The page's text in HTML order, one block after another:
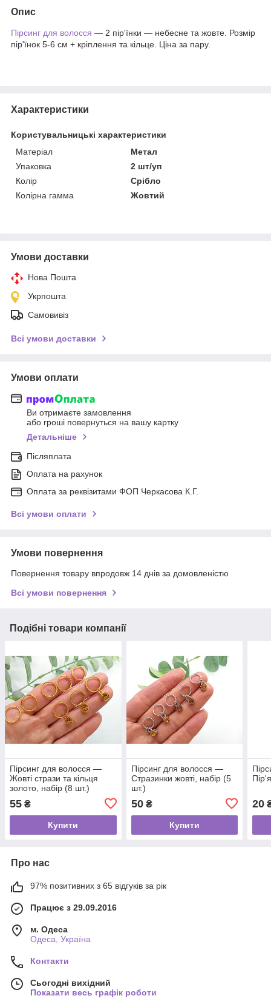
Опис
Пірсинг для волосся — 2 пір'їнки — небесне та жовте. Розмір
пір'їнок 5-6 см + кріплення та кільце. Ціна за пару.
Характеристики
Користувальницькі характеристики
Матеріал
Метал
Упаковка
2 шт/уп
Колір
Срібло
Колірна гамма
Жовтий
Умови доставки
Нова Пошта
Укрпошта
Самовивіз
Всі умови доставки
Умови оплати
Ви отримаєте замовлення
або гроші повернуться на вашу картку
Детальніше
Післяплата
Оплата на рахунок
Оплата за реквізитами ФОП Черкасова К.Г.
Всі умови оплати
Умови повернення
Повернення товару впродовж 14 днів за домовленістю
Всі умови повернення
Подібні товари компанії
Пірсинг для волосся —
Жовті стрази та кільця
золото, набір (8 шт.)
55 ₴
Купити
Пірсинг для волосся —
Стразинки жовті, набір (5
шт.)
50₴
Купити
20
Про нас
97% позитивних з 65 відгуків за рік
Працює з 29.09.2016
м. Одеса
Одеса, Україна
Контакти
Сьогодні вихідний
Показати весь графік роботи